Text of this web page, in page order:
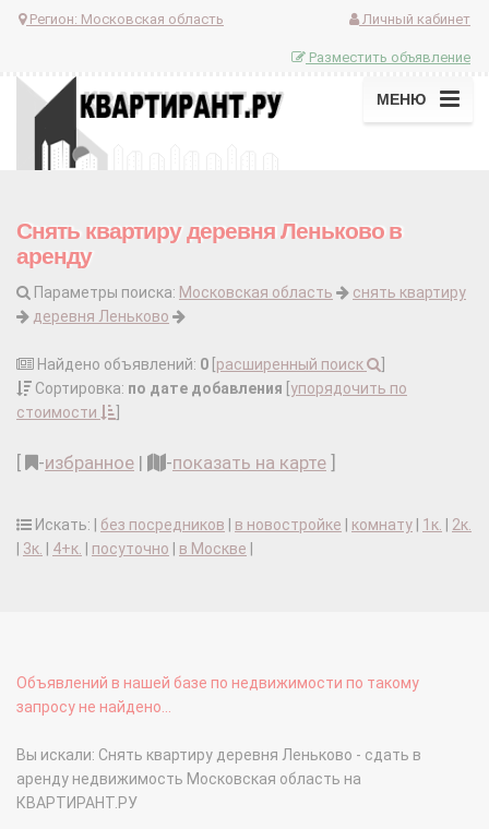
Регион: Московская область Личный кабинет
Разместить объявление
МЕНЮ
Снять квартиру деревня Леньково в
аренду
Параметры поиска: Московская область
снять квартиру
деревня Леньково
Найдено объявлений: 0 расширенный поиск
Сортировка: по дате добавления упорядочить по
стоимости
-избранное | -показать на карте
Искать: | без посредников в новостройке комнату 1к.
2к.
3к. 4+к. посуточно в Москве
Объявлений в нашей базе по недвижимости по такому
запросу не найдено...
Вы искали: Снять квартиру деревня Леньково - сдать в
аренду недвижимость Московская область на
КВАРТИРАНТ.РУ